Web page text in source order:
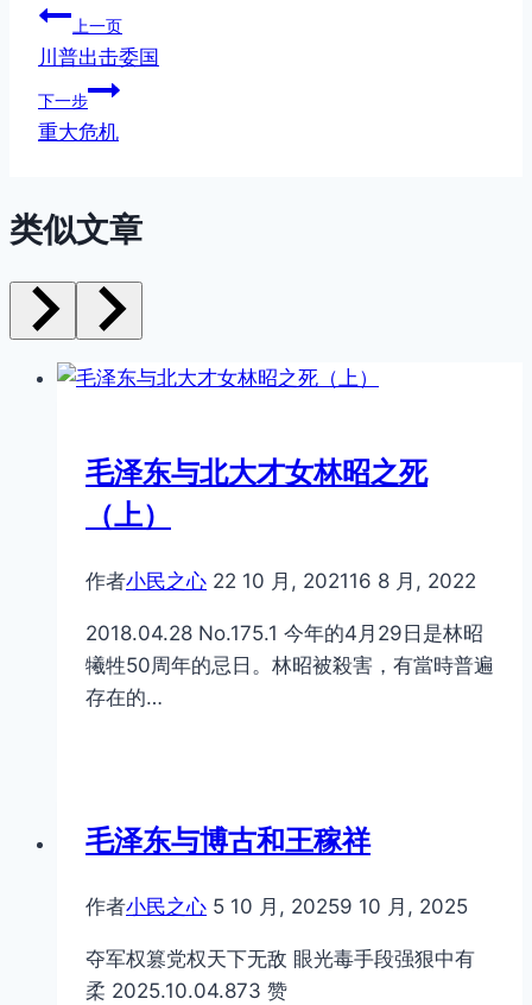
文
章
导
上一页
川普出击委国
下一步
重大危机
类似文章
毛泽东与北大才女林昭之死
（上）
作者小民之心 22 10 月, 202116 8 月, 2022
2018.04.28 No.175.1 今年的4月29日是林昭
犧牲50周年的忌日。林昭被殺害，有當時普遍
存在的…
毛泽东与博古和王稼祥
作者小民之心 5 10 月, 20259 10 月, 2025
夺军权篡党权天下无敌 眼光毒手段强狠中有
柔 2025.10.04.873 赞